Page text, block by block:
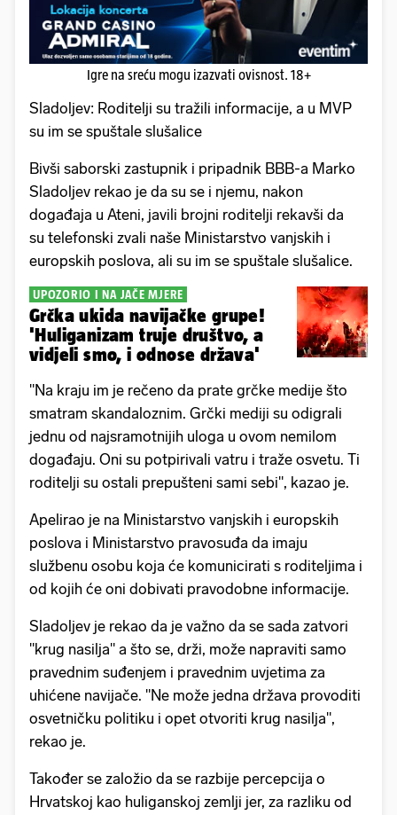
Igre na sreću mogu izazvati ovisnost. 18+
Sladoljev: Roditelji su tražili informacije, a u MVP
su im se spuštale slušalice
Bivši saborski zastupnik i pripadnik BBB-a Marko
Sladoljev rekao je da su se i njemu, nakon
događaja u Ateni, javili brojni roditelji rekavši da
su telefonski zvali naše Ministarstvo vanjskih i
europskih poslova, ali su im se spuštale slušalice.
UPOZORIO I NA JAČE MJERE
Grčka ukida navijačke grupe!
'Huliganizam truje društvo, a
vidjeli smo, i odnose država'
"Na kraju im je rečeno da prate grčke medije što
smatram skandaloznim. Grčki mediji su odigrali
jednu od najsramotnijih uloga u ovom nemilom
događaju. Oni su potpirivali vatru i traže osvetu. Ti
roditelji su ostali prepušteni sami sebi", kazao je.
Apelirao je na Ministarstvo vanjskih i europskih
poslova i Ministarstvo pravosuđa da imaju
službenu osobu koja će komunicirati s roditeljima i
od kojih će oni dobivati pravodobne informacije.
Sladoljev je rekao da je važno da se sada zatvori
"krug nasilja" a što se, drži, može napraviti samo
pravednim suđenjem i pravednim uvjetima za
uhićene navijače. "Ne može jedna država provoditi
osvetničku politiku i opet otvoriti krug nasilja",
rekao je.
Također se založio da se razbije percepcija o
Hrvatskoj kao huliganskoj zemlji jer, za razliku od